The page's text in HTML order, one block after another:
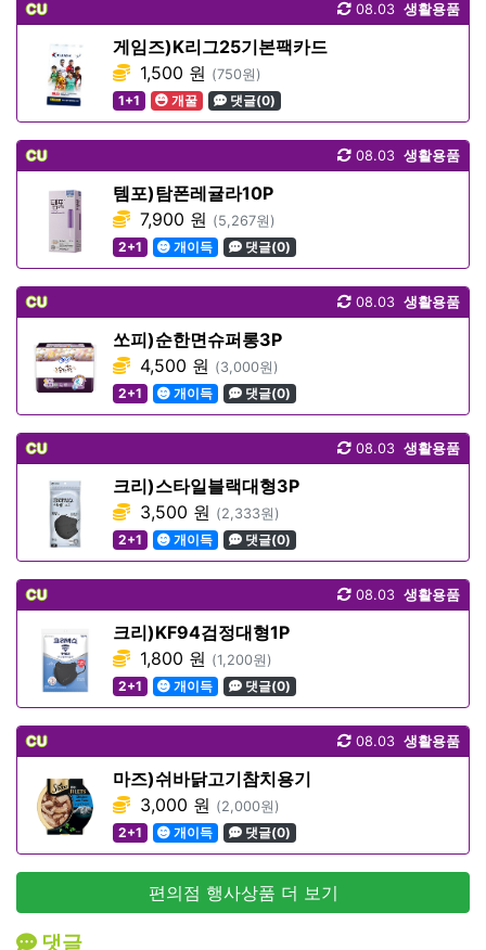
CU 생활용품
08.03
게임즈)K리그25기본팩카드
1,500 원 (750원)
1+1
개꿀 댓글(0)
CU 생활용품
08.03
템포)탐폰레귤라10P
7,900 원 (5,267원)
2+1
개이득 댓글(0)
CU 생활용품
08.03
쏘피)순한면슈퍼롱3P
4,500 원 (3,000원)
2+1
개이득 댓글(0)
CU 생활용품
08.03
크리)스타일블랙대형3P
3,500 원 (2,333원)
2+1
개이득 댓글(0)
CU 생활용품
08.03
크리)KF94검정대형1P
1,800 원 (1,200원)
2+1
개이득 댓글(0)
CU 생활용품
08.03
마즈)쉬바닭고기참치용기
3,000 원 (2,000원)
2+1
개이득 댓글(0)
편의점 행사상품 더 보기
댓글